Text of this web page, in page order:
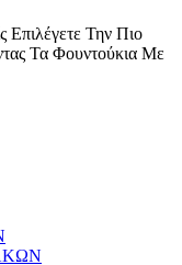
Την Πιο
Τα Φουντούκια Με